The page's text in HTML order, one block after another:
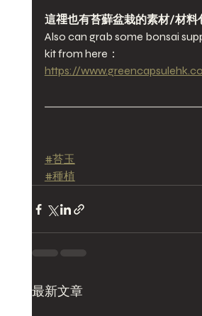
這𥚃也有苔蘚盆栽的素材/材料
Also can grab some bonsai
kit from here：
https://
#苔玉
#種植
最新文章